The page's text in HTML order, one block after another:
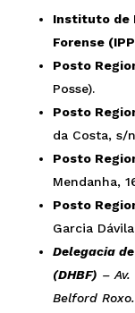
Instituto de
Forense
Posto
Posse).
Posto
da Costa, s/
Posto
Mendanha,
Posto
Garcia
Delegacia
(DHBF) –
Belford Roxo.